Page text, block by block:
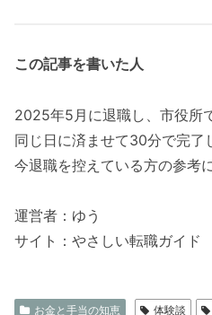
この記事を書いた人
2025年5月に退職し、市役所
同じ日に済ませて30分で完了
今退職を控えている方の参考
運営者：ゆう
サイト：やさしい転職ガイド
お金と手当の知恵 体験談